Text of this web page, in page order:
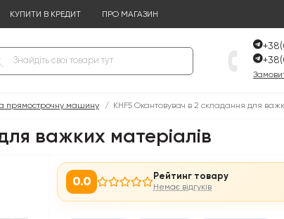
КУПИТИ В КРЕДИТ ПРО МАГАЗИН
прямострочну машину KHF5 Окантовувач в 2 складання для
важких матеріалів
0.0 Рейтинг товару
Немає відгуків